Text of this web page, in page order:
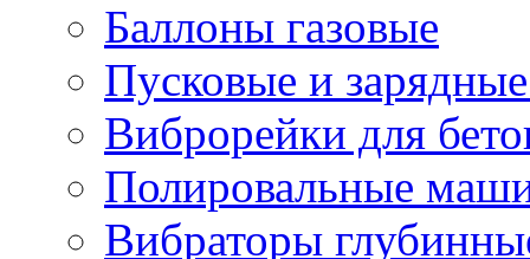
Баллоны газовые
Пусковые и
Виброрейки для
Полировальные
Вибраторы